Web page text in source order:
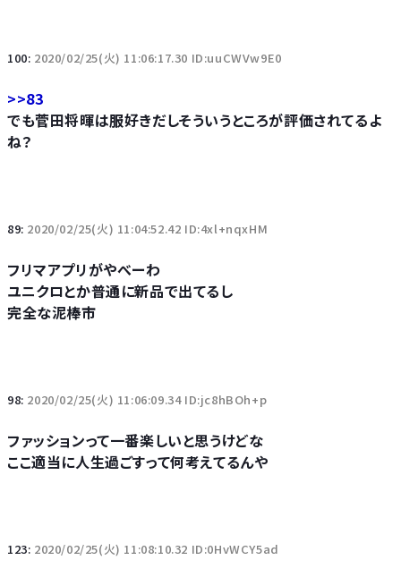
100: 2020/02/25(火) 11:06:17.30 ID:uuCWVw9E0
>>83
でも菅田将暉は服好きだしそういうところが評価されてるよ
ね？
89: 2020/02/25(火) 11:04:52.42 ID:4xl+nqxHM
フリマアプリがやべーわ
ユニクロとか普通に新品で出てるし
完全な泥棒市
98: 2020/02/25(火) 11:06:09.34 ID:jc8hBOh+p
ファッションって一番楽しいと思うけどな
ここ適当に人生過ごすって何考えてるんや
123: 2020/02/25(火) 11:08:10.32 ID:0HvWCY5ad